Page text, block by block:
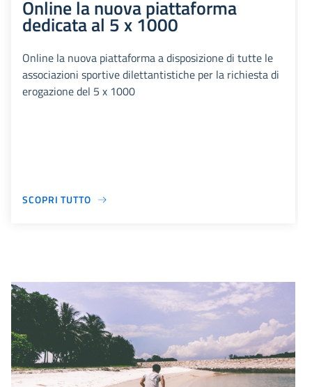
Online la nuova piattaforma
dedicata al 5 x 1000
Online la nuova piattaforma a disposizione di tutte le
associazioni sportive dilettantistiche per la richiesta di
erogazione del 5 x 1000
SCOPRI TUTTO